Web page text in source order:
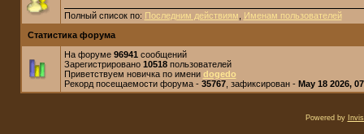
Полный список по: Последним действиям
Именам пользователей
Статистика форума
На форуме 96941 сообщений
Зарегистрировано 10518пользователей
Приветствуем новичка по имени dogedo
Рекорд посещаемости форума - 35767, зафиксирован - May 18 2026,
Powered by